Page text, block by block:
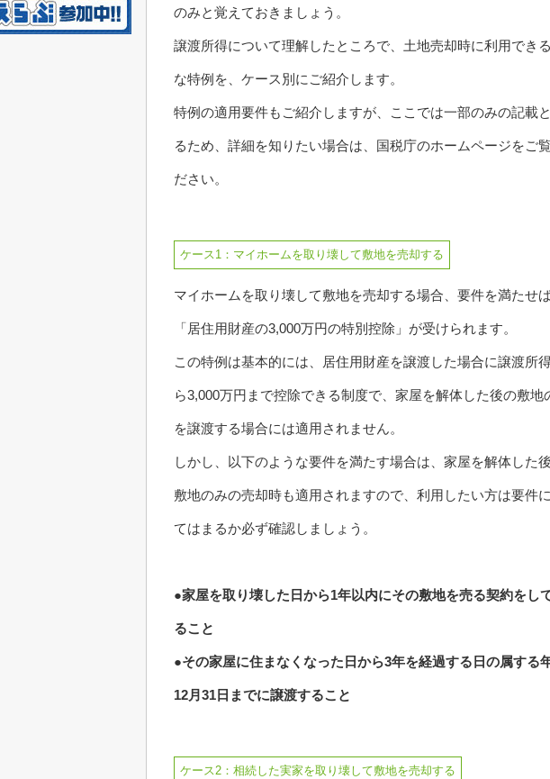
のみと覚えておきましょう。
譲渡所得について理解したところで、土地売却時に利用でき
な特例を、ケース別にご紹介します。
特例の適用要件もご紹介しますが、ここでは一部のみの記載
るため、詳細を知りたい場合は、国税庁のホームページをご
ださい。
ケース1：マイホームを取り壊して敷地を売却する
マイホームを取り壊して敷地を売却する場合、要件を満たせ
「居住用財産の3,000万円の特別控除」が受けられます。
この特例は基本的には、居住用財産を譲渡した場合に譲渡所
ら3,000万円まで控除できる制度で、家屋を解体した後の敷地
を譲渡する場合には適用されません。
しかし、以下のような要件を満たす場合は、家屋を解体した
敷地のみの売却時も適用されますので、利用したい方は要件
てはまるか必ず確認しましょう。
●家屋を取り壊した日から1年以内にその敷地を売る契約をし
ること
●その家屋に住まなくなった日から3年を経過する日の属する
12月31日までに譲渡すること
ケース2：相続した実家を取り壊して敷地を売却する